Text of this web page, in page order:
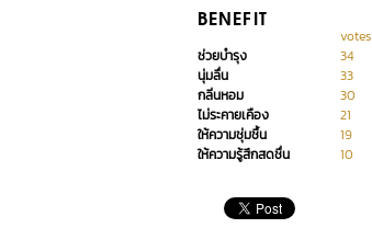
BENEFIT
votes
ช่วยบำรุง
34
นุ่มลื่น
33
กลิ่นหอม
30
ไม่ระคายเคือง
21
ให้ความชุ่มชื้น
19
ให้ความรู้สึกสดชื่น
10